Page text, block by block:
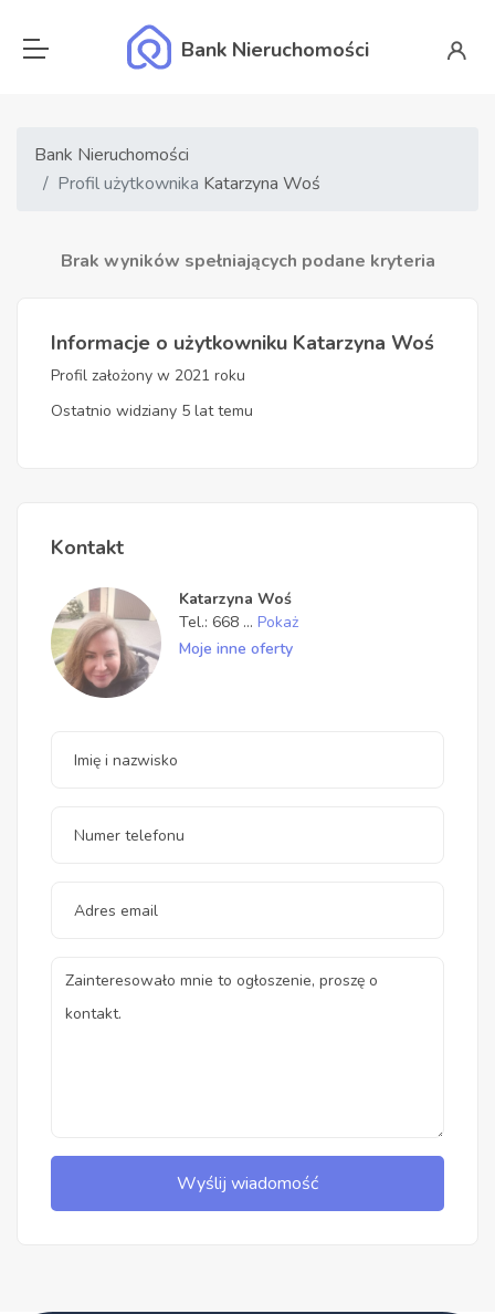
Bank Nieruchomości
Bank Nieruchomości
Profil użytkownika Katarzyna Woś
Brak wyników spełniających podane kryteria
Informacje o użytkowniku Katarzyna Woś
Profil założony w 2021 roku
Ostatnio widziany 5 lat temu
Kontakt
Katarzyna Woś
Tel.: 668 ... Pokaż
Moje inne oferty
Wyślij wiadomość